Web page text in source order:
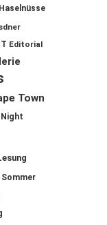
Editorial
Town
Night
Sommer